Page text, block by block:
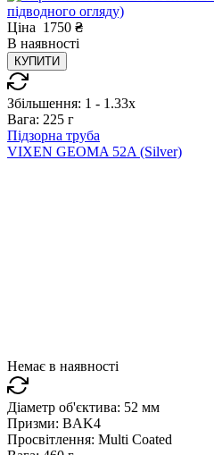
Ціна 1750 ₴
В наявності
КУПИТИ
Збільшення: 1 - 1.33x
Вага: 225 г
Підзорна труба
VIXEN GEOMA 52A (Silver)
Немає в наявності
Діаметр об'єктива: 52 мм
Призми: BAK4
Просвітлення: Multi Coated